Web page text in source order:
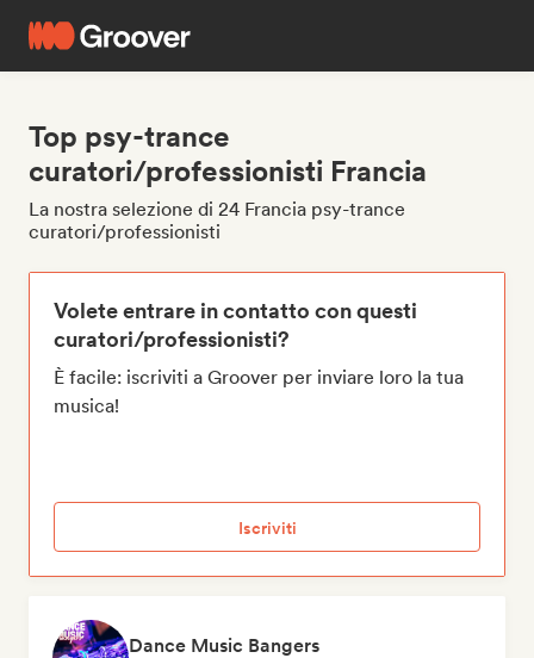
Top psy-trance
curatori/professionisti Francia
La nostra selezione di 24 Francia psy-trance
curatori/professionisti
Volete entrare in contatto con questi
curatori/professionisti?
È facile: iscriviti a Groover per inviare loro la tua
musica!
Iscriviti
Dance Music Bangers